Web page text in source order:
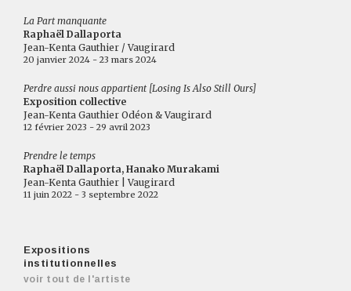
La Part manquante
Raphaël Dallaporta
Jean-Kenta Gauthier / Vaugirard
20 janvier 2024 - 23 mars 2024
Perdre aussi nous appartient [Losing Is Also Still Ours]
Exposition collective
Jean-Kenta Gauthier Odéon & Vaugirard
12 février 2023 - 29 avril 2023
Prendre le temps
Raphaël Dallaporta, Hanako Murakami
Jean-Kenta Gauthier | Vaugirard
11 juin 2022 - 3 septembre 2022
Expositions
institutionnelles
voir tout de l'artiste